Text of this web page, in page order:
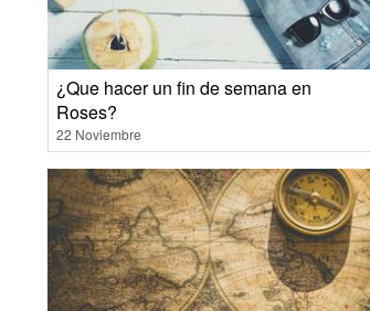
¿Que hacer un fin de semana en
Roses?
22 Noviembre